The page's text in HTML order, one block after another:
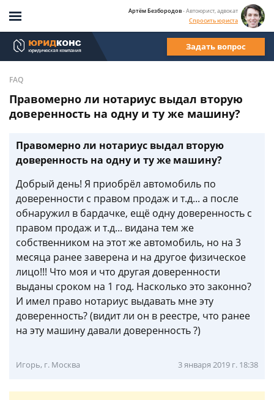
Артём Безбородов- Автоюрист, адвокат
Спросить юриста
Задать вопрос
FAQ
Правомерно ли нотариус выдал вторую
доверенность на одну и ту же машину?
Правомерно ли нотариус выдал вторую
доверенность на одну и ту же машину?
Добрый день! Я приобрёл автомобиль по
доверенности с правом продаж и т.д... а после
обнаружил в бардачке, ещё одну доверенность с
правом продаж и т.д... видана тем же
собственником на этот же автомобиль, но на 3
месяца ранее заверена и на другое физическое
лицо!!! Что моя и что другая доверенности
выданы сроком на 1 год. Насколько это законно?
И имел право нотариус выдавать мне эту
доверенность? (видит ли он в реестре, что ранее
на эту машину давали доверенность ?)
Игорь, г. Москва 3 января 2019 г. 18:38